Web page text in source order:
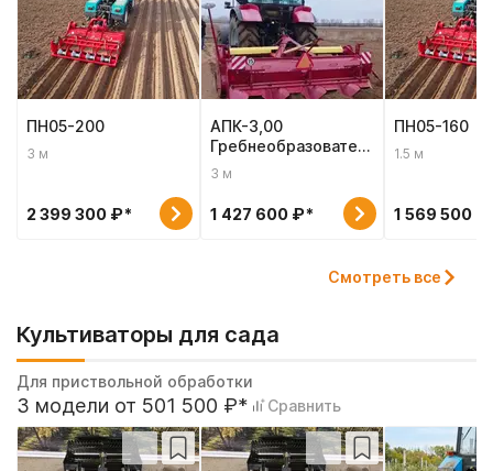
ПН05-200
3 м
2 399 300 ₽*
АПК-3,00
Гребнеобразователь
с почвенной фрезой
3 м
1 427 600 ₽*
ПН05-160
1.5 м
1 569 500
Смотреть все
Культиваторы для сада
Для приствольной обработки
3 модели от 501 500 ₽* Сравнить